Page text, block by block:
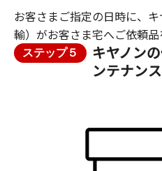
お客さまご指定の日時に、
輸）がお客さま宅へご依頼品
ステップ５
キヤノン
ンテナン